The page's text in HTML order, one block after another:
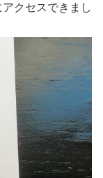
クセスできまし